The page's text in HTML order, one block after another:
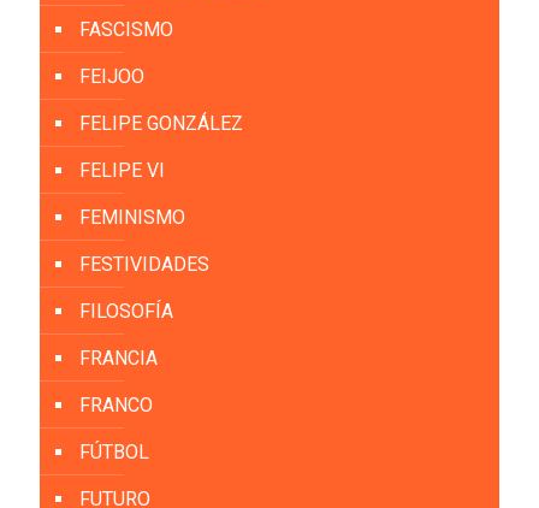
FASCISMO
FEIJOO
FELIPE GONZÁLEZ
FELIPE VI
FEMINISMO
FESTIVIDADES
FILOSOFÍA
FRANCIA
FRANCO
FÚTBOL
FUTURO